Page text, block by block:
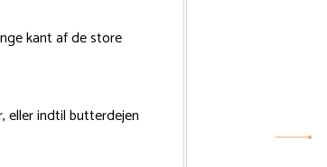
kant af de store
eller indtil butterdejen